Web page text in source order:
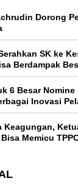
Dorong
SK ke
Berdampak
6 Besar Nomine
Inovasi
Keagungan,
Memicu